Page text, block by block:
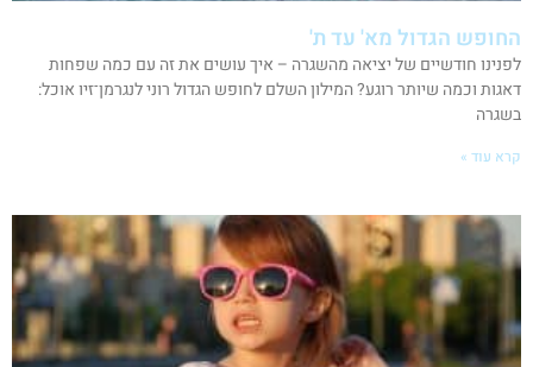
החופש הגדול מא' עד ת'
לפנינו חודשיים של יציאה מהשגרה – איך עושים את זה עם כמה שפחות
דאגות וכמה שיותר רוגע? המילון השלם לחופש הגדול רוני לנגרמן־זיו אוכל:
בשגרה
קרא עוד »